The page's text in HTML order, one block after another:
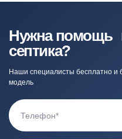
Нужна помощь
септика?
Наши специалисты бесплатно и
модель